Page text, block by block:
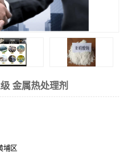
金属热处理剂
埔区
三聚磷酸钠
工业白糖
碳酸氢钠